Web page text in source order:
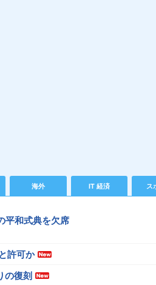
海外 IT 経済 ス
平和式典を欠席
許可か
の復刻